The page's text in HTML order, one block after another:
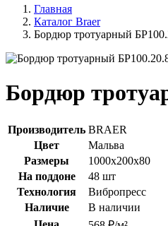
Главная
Каталог Braer
Бордюр тротуарный
Бордюр
Производитель BRAER
Цвет
Мальва
Размеры
1000х200x80
На поддоне
48 шт
Технология
Вибропресс
Наличие
В наличии